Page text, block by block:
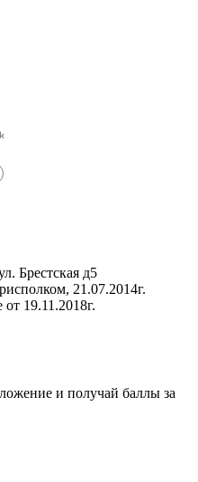
Брестская д5
21.07.2014г.
19.11.2018г.
и получай баллы за